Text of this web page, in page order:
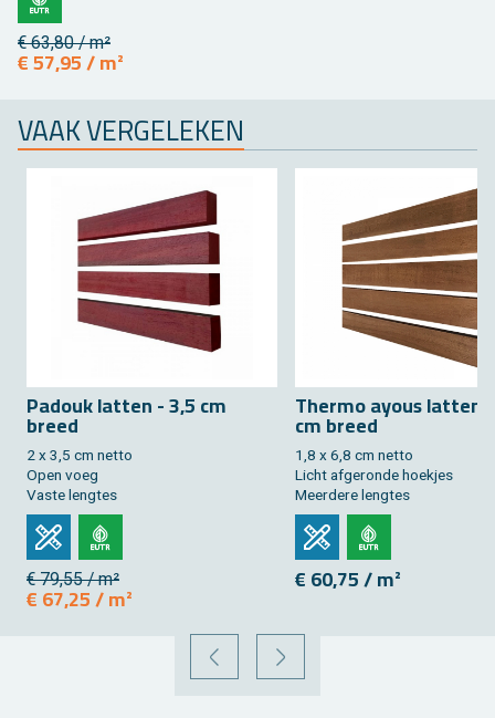
€ 63,80 / m²
€ 57,95 / m²
VAAK VER­GE­LE­KEN
Pa­douk lat­ten - 3,5 cm
breed
2 x 3,5 cm netto
Open voeg
Vaste leng­tes
€ 79,55 / m²
€ 67,25 / m²
Ther­mo ayous lat­ten
cm breed
1,8 x 6,8 cm netto
Licht af­ge­ron­de hoek­jes
Meer­de­re leng­tes
€ 60,75 / m²
VORIGE VOLGENDE